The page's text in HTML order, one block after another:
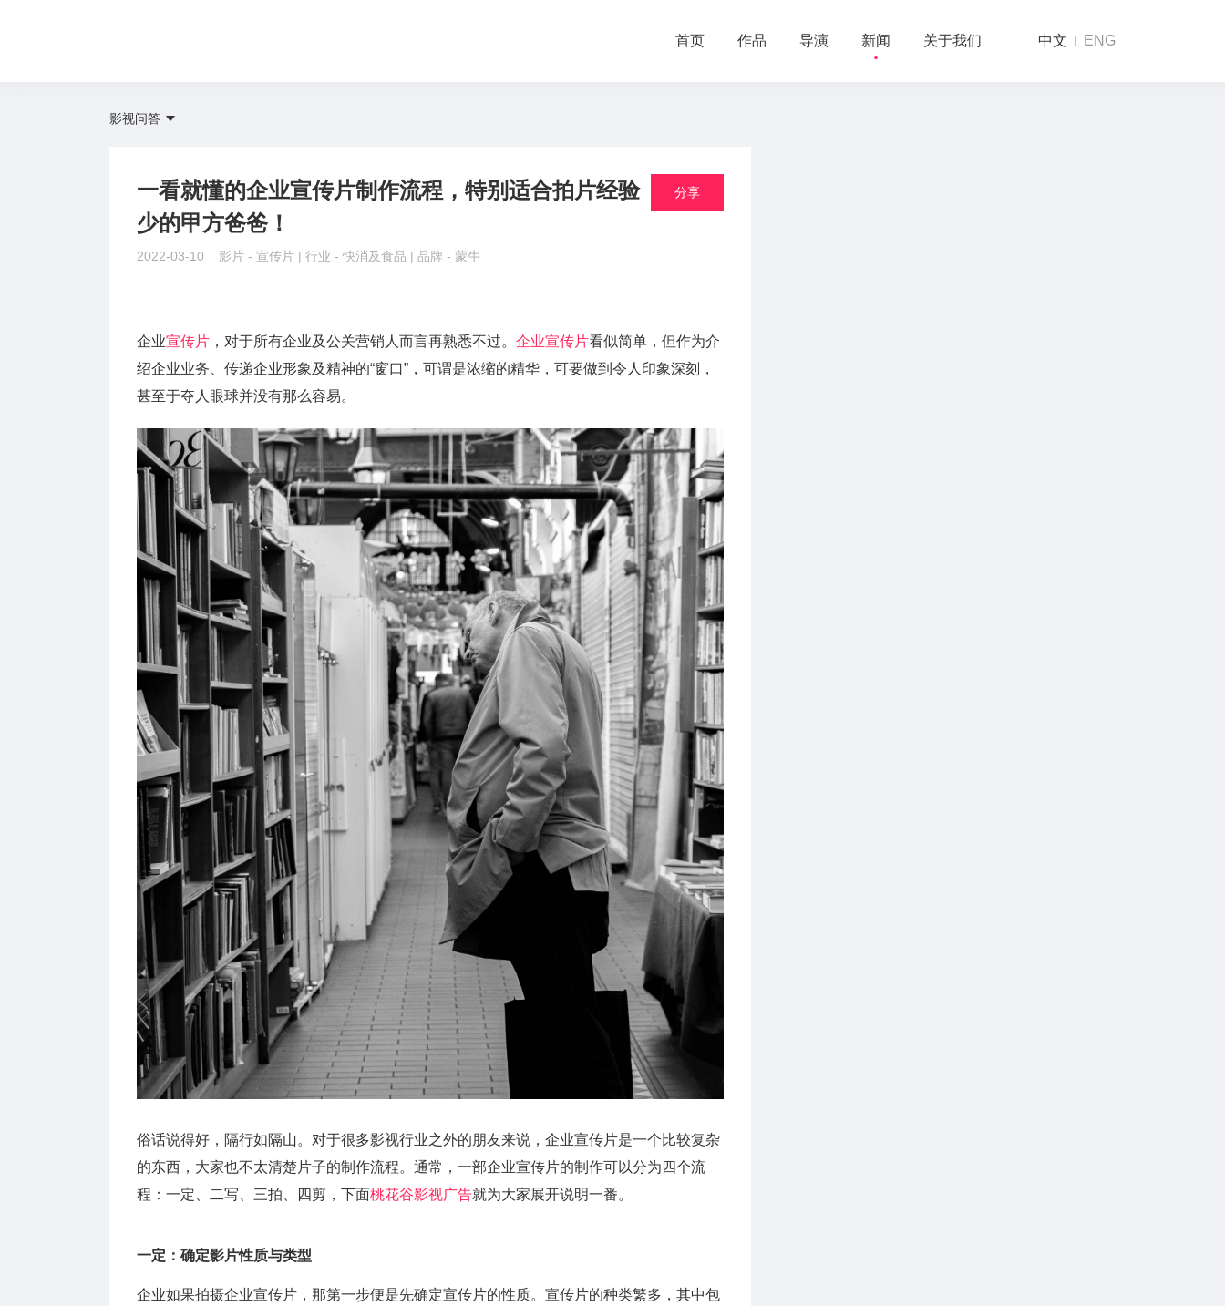
首页 作品 导演 新闻 关于我们 中文 ENG
影视问答
一看就懂的企业宣传片制作流程，特别适合拍片经验
少的甲方爸爸！
2022-03-10 影片 - 宣传片 | 行业 - 快消及食品 | 品牌 - 蒙牛
分享
企业宣传片 ，对于所有企业及公关营销人而言再熟悉不过。 企业宣传片看似简单，但作为介
绍企业业务、传递企业形象及精神的“窗口”，可谓是浓缩的精华，可要做到令人印象深刻，
甚至于夺人眼球并没有那么容易。
俗话说得好，隔行如隔山。对于很多影视行业之外的朋友来说，企业宣传片是一个比较复杂
的东西，大家也不太清楚片子的制作流程。通常，一部企业宣传片的制作可以分为四个流
程：一定、二写、三拍、四剪，下面桃花谷影视广告就为大家展开说明一番。
一定：确定影片性质与类型
企业如果拍摄企业宣传片，那第一步便是先确定宣传片的性质。宣传片的种类繁多，其中包